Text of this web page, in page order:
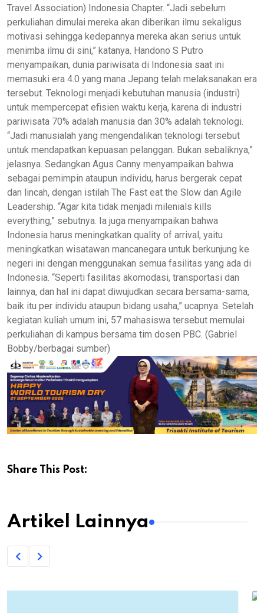
Travel Association) Indonesia Chapter. “Jadi sebelum
perkuliahan dimulai mereka akan diberikan ilmu sekaligus
motivasi sehingga kedepannya mereka akan serius untuk
menimba ilmu di sini,” katanya. Handono S Putro
menyampaikan, dunia pariwisata di Indonesia saat ini
memasuki era 4.0 yang mana Jepang telah melaksanakan era
tersebut. Teknologi menjadi kebutuhan manusia (industri)
untuk mempercepat efisien waktu kerja, karena di industri
pariwisata 70% adalah manusia dan 30% adalah teknologi.
“Jadi manusialah yang mengendalikan teknologi tersebut
untuk mendapatkan kepuasan pelanggan. Bukan sebaliknya,”
jelasnya. Sedangkan Agus Canny menyampaikan bahwa
sebagai pemimpin ataupun individu, harus bergerak cepat
dan lincah, dengan istilah The Fast eat the Slow dan Agile
Leadership. “Agar kita tidak menjadi milenials kills
everything,” sebutnya. Ia juga menyampaikan bahwa
Indonesia harus meningkatkan quality of arrival, yaitu
meningkatkan wisatawan mancanegara untuk berkunjung ke
negeri ini dengan menggunakan semua fasilitas yang ada di
Indonesia. “Seperti fasilitas akomodasi, transportasi dan
lainnya, dan hal ini dapat diwujudkan secara bersama-sama,
baik itu per individu ataupun bidang usaha,” ucapnya. Setelah
kegiatan kuliah umum ini, 57 mahasiswa tersebut memulai
perkuliahan di kampus bersama tim dosen PBC. (Gabriel
Bobby/berbagai sumber)
Share This Post:
Artikel Lainnya